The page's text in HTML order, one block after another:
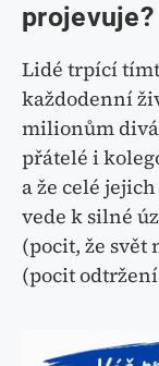
projevuje?
Lidé trpící
každodenní
milionům
přátelé i
a že celé
vede k silné
(pocit, že svět
(pocit odtržení